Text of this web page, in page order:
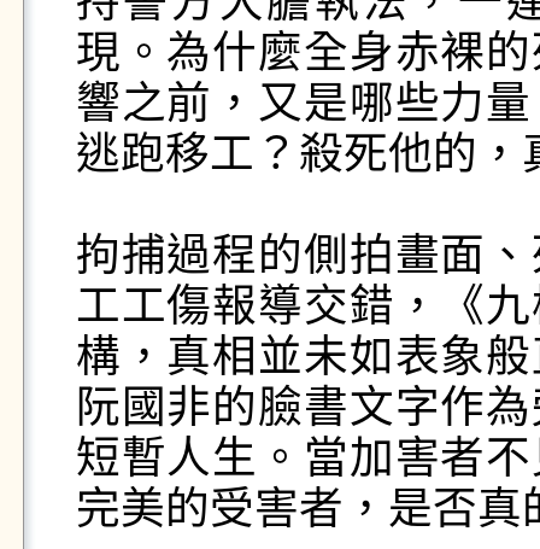
現。為什麼全身赤裸
響之前，又是哪些力
逃跑移工？殺死他的
拘捕過程的側拍畫面
工工傷報導交錯，《
構，真相並未如表象
阮國非的臉書文字作
短暫人生。當加害者
完美的受害者，是否